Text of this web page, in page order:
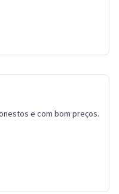
e com bom preços.